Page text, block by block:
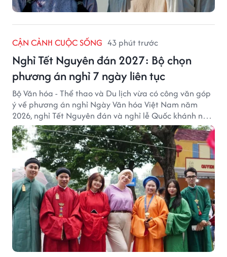
CẬN CẢNH CUỘC SỐNG 43 phút trước
Nghỉ Tết Nguyên đán 2027: Bộ chọn
phương án nghỉ 7 ngày liên tục
Bộ Văn hóa - Thể thao và Du lịch vừa có công văn góp
ý về phương án nghỉ Ngày Văn hóa Việt Nam năm
2026, nghỉ Tết Nguyên đán và nghỉ lễ Quốc khánh năm
2027.